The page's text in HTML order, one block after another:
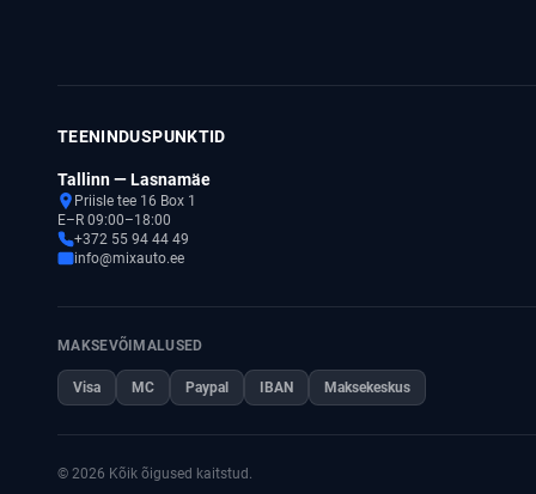
TEENINDUSPUNKTID
Tallinn — Lasnamäe
Priisle tee 16 Box 1
E–R 09:00–18:00
+372 55 94 44 49
info@mixauto.ee
MAKSEVÕIMALUSED
Visa MC Paypal IBAN Maksekeskus
© 2026 Kõik õigused kaitstud.